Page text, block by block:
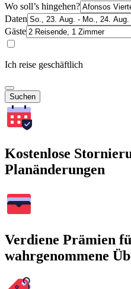
Wo soll’s hingehen?
Daten
Gäste
Ich reise geschäftlich
Suchen
Kostenlose
Planänderungen
Verdiene Prämien
wahrgenommene